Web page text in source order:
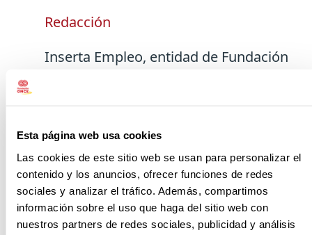
Esta página web usa cookies
Las cookies de este sitio web se usan para personalizar el
contenido y los anuncios, ofrecer funciones de redes
sociales y analizar el tráfico. Además, compartimos
información sobre el uso que haga del sitio web con
nuestros partners de redes sociales, publicidad y análisis
Redacción
Inserta Empleo, entidad de Fundación
por la discapacidad 2025, organizado
por la Concejalía de Servicios Sociales
del Ayuntamiento de San Bartolomé
de Tirajana, en el Parque Sur de San
Bartolomé de Tirajana, de 10.00 a